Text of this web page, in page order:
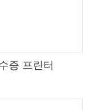
증 프린터